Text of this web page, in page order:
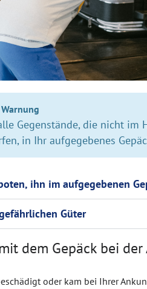
Gegenstände, die nicht im
in Ihr aufgegebenes
ihn im aufgegebenen
Güter
dem Gepäck bei
oder kam bei Ihrer